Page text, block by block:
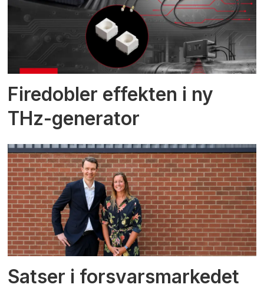
Firedobler effekten i ny
THz-generator
Satser i forsvarsmarkedet